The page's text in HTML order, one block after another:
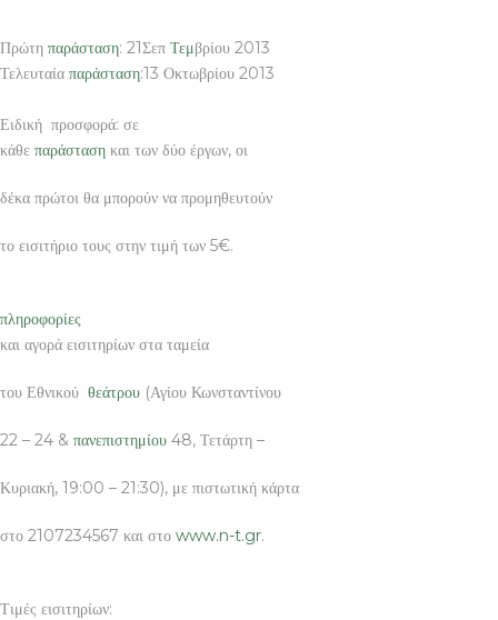
Πρώτη παράσταση: 21Σεπ Τεμβρίου 2013
Τελευταία παράσταση:13 Οκτωβρίου 2013
Ειδική προσφορά: σε
κάθε παράσταση και των δύο έργων, οι
δέκα πρώτοι θα μπορούν να προμηθευτούν
το εισιτήριο τους στην τιμή των 5€.
πληροφορίες
και αγορά εισιτηρίων στα ταμεία
του Εθνικού θεάτρου (Αγίου Κωνσταντίνου
22 – 24 & πανεπιστημίου 48, Τετάρτη –
Κυριακή, 19:00 – 21:30), με πιστωτική κάρτα
στο 2107234567 και στο www.n-t.gr.
Τιμές εισιτηρίων: